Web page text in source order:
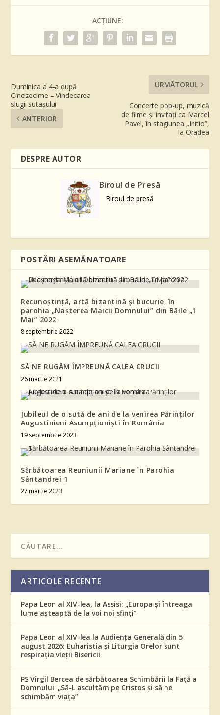
ACȚIUNE:
Duminica a 4-a după
Cincizecime – Vindecarea
slugii sutașului
ANTERIOR
URMĂTORUL
Concerte pop-up, muzică
de filme și invitați ca Marcel
Pavel, în stagiunea „Initio”,
la Oradea
DESPRE AUTOR
Biroul de Presă
Biroul de presă
POSTĂRI ASEMĂNATOARE
Recunoștință, artă bizantină și bucurie, în
parohia „Nașterea Maicii Domnului” din Băile „1
Mai” 2022
8 septembrie 2022
SĂ NE RUGĂM ÎMPREUNĂ CALEA CRUCII
26 martie 2021
Jubileul de o sută de ani de la venirea Părinților
Augustinieni Asumpționiști în România
19 septembrie 2023
Sărbătoarea Reuniunii Mariane în Parohia
Sântandrei 1
27 martie 2023
ARTICOLE RECENTE
Papa Leon al XIV-lea, la Assisi: „Europa și întreaga
lume așteaptă de la voi noi sfinți”
Papa Leon al XIV-lea la Audiența Generală din 5
august 2026: Euharistia și Liturgia Orelor sunt
respirația vieții Bisericii
PS Virgil Bercea de sărbătoarea Schimbării la Față a
Domnului: „Să-L ascultăm pe Cristos și să ne
schimbăm viața”